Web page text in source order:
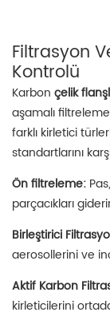
Filtrasyon
Kontrolü
Karbon çelik
aşamalı
farklı kirletici
standartlarını
Ön filtreleme:
parçacıkları
Birleştirici
aerosollerini ve
Aktif Karbon
kirleticilerini